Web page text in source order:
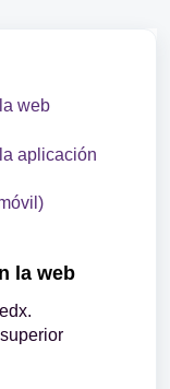
web
aplicación
la web